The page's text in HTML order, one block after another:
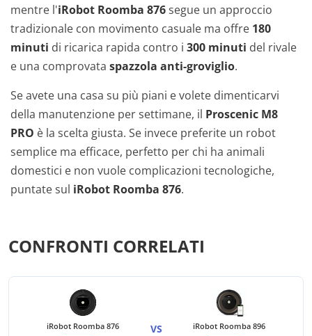
mentre l'iRobot Roomba 876segue un approccio
tradizionale con movimento casuale ma offre 180
minuti di ricarica rapida contro i 300 minuti del rivale
e una comprovata spazzola anti-groviglio.
Se avete una casa su più piani e volete dimenticarvi
della manutenzione per settimane, il Proscenic M8
PRO è la scelta giusta. Se invece preferite un robot
semplice ma efficace, perfetto per chi ha animali
domestici e non vuole complicazioni tecnologiche,
puntate sul iRobot Roomba 876.
CONFRONTI CORRELATI
iRobot Roomba 876 VS iRobot Roomba 896